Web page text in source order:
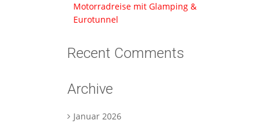
Motorradreise mit Glamping &
Eurotunnel
Recent Comments
Archive
Januar 2026